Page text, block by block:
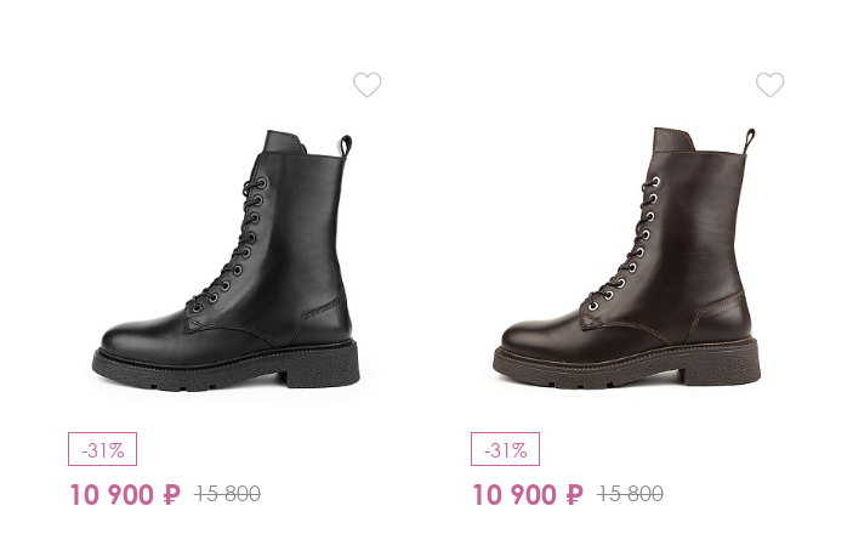
-31%
10 900 ₽ 15 800
-31%
10 900 ₽ 15 800